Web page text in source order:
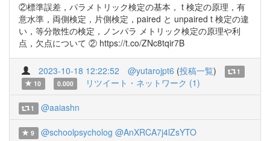
②標準誤差，パラメトリック検定の基本， t 検定の原理，有
意水準，両側検定，片側検定，paired と unpaired t 検定の違
い，等分散性の検定，ノンパラ メトリック検定の原理や利
点，欠点について ② https://t.co/ZNc8tqir7B
2023-10-18 12:22:52 @yutarojpt6 (投稿一覧)
1
10
0.000 リツイート・ネットワーク (1)
1 @aaiashn
9 @schoolpsycholog @AnXRCA7j4lZsYTO